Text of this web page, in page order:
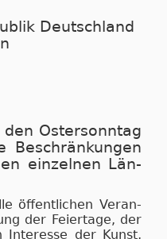
Deutschland
Os­ter­sonn­tag
ein­zel­nen Län­
öf­fent­li­chen Ver­an­
der Fei­er­ta­ge, der
In­ter­es­se der Kunst,